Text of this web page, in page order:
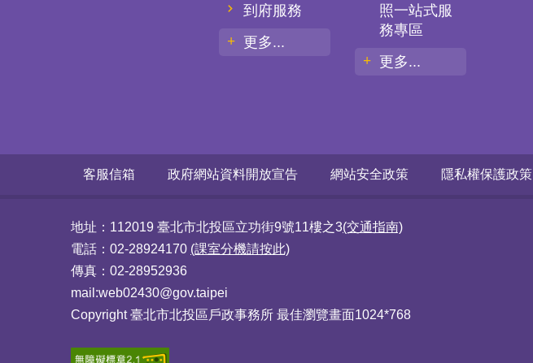
到府服務
更多...
照一站式服
務專區
更多...
客服信箱 政府網站資料開放宣告 網站安全政策 隱私權保護政策
地址：112019 臺北市北投區立功街9號11樓之3(交通指南)
電話：02-28924170 (課室分機請按此)
傳真：02-28952936
mail:web02430@gov.taipei
Copyright 臺北市北投區戶政事務所 最佳瀏覽畫面1024*768